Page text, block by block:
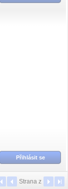
Přihlásit se
Strana z